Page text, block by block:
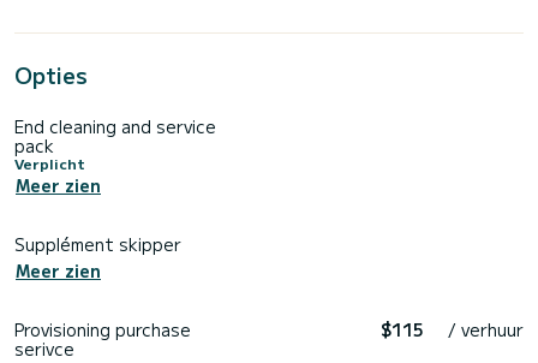
Opties
End cleaning and service
pack
Verplicht
Meer zien
Supplément skipper
Meer zien
Provisioning purchase
serivce
$115 / verhuur